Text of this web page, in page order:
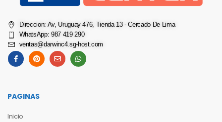
Direccion: Av, Uruguay 476, Tienda 13 - Cercado De Lima
WhatsApp: 987 419 290
ventas@darwinc4.sg-host.com
PAGINAS
Inicio